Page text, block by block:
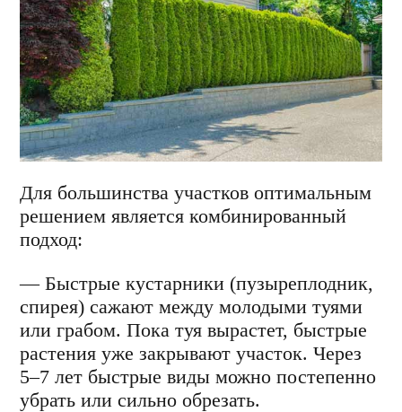
Для большинства участков оптимальным
решением является комбинированный
подход:
— Быстрые кустарники (пузыреплодник,
спирея) сажают между молодыми туями
или грабом. Пока туя вырастет, быстрые
растения уже закрывают участок. Через
5–7 лет быстрые виды можно постепенно
убрать или сильно обрезать.